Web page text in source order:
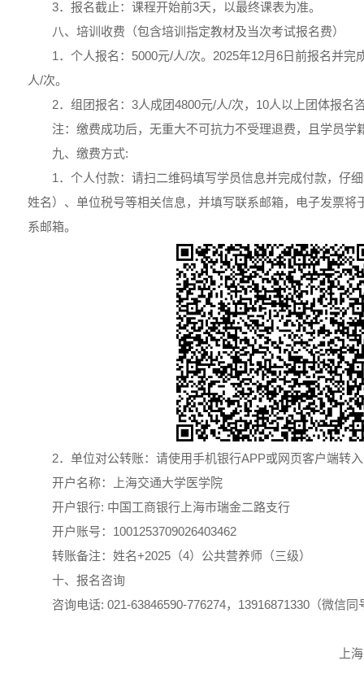
3．报名截止：课程开始前3天，以最终课表为准。
八、培训收费（包含培训指定教材及当次考试报名费）
1．个人报名：5000元/人/次。2025年12月6日前报名并完
人/次。
2．组团报名：3人成团4800元/人/次，10人以上团体报名
注：缴费成功后，无重大不可抗力不受理退费，且学员学
九、缴费方式:
1．个人付款：请扫二维码填写学员信息并完成付款，仔
姓名）、单位税号等相关信息，并填写联系邮箱，电子发票将
系邮箱。
2．单位对公转账：请使用手机银行APP或网页客户端转
开户名称：上海交通大学医学院
开户银行: 中国工商银行上海市瑞金二路支行
开户账号：1001253709026403462
转账备注：姓名+2025（4）公共营养师（三级）
十、报名咨询
咨询电话: 021-63846590-776274，13916871330（微信同
上